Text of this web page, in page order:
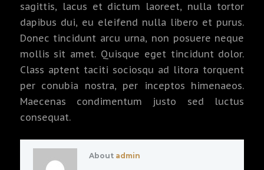
sagittis, lacus et dictum laoreet, nulla tortor
dapibus dui, eu eleifend nulla libero et purus.
Donec tincidunt arcu urna, non posuere neque
mollis sit amet. Quisque eget tincidunt dolor.
Class aptent taciti sociosqu ad litora torquent
per conubia nostra, per inceptos himenaeos.
Maecenas condimentum justo sed luctus
consequat.
About admin